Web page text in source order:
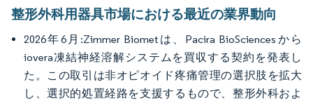
整形外科用器具市場における最近の業界動向
2026年6月:Zimmer Biometは、Pacira BioSciencesから
iovera凍結神経溶解システムを買収する契約を発表し
た。この取引は非オピオイド疼痛管理の選択肢を拡大
し、選択的処置経路を支援するもので、整形外科およ